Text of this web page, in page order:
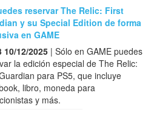
reservar The Relic: First
y su Special Edition de forma
en GAME
10/12/2025 | Sólo en GAME puedes
la edición especial de The Relic:
para PS5, que incluye
libro, moneda para
y más.